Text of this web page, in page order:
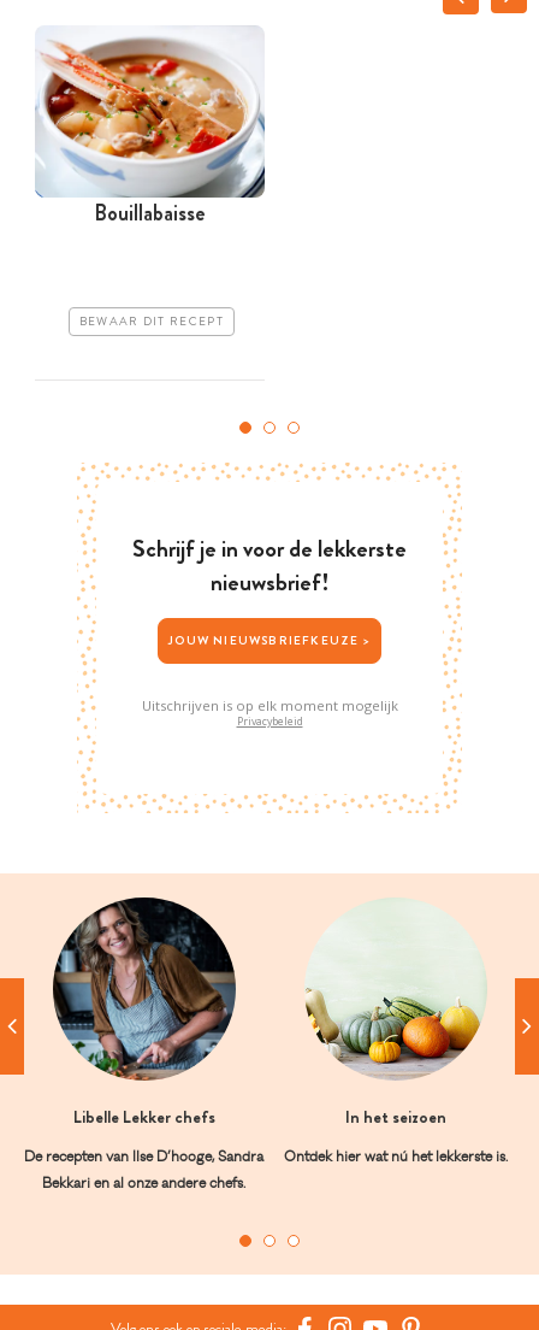
Bouillabaisse
BEWAAR DIT RECEPT
Schrijf je in voor de lekkerste
nieuwsbrief!
JOUW NIEUWSBRIEFKEUZE >
Uitschrijven is op elk moment mogelijk
Privacybeleid
Libelle Lekker chefs
De recepten van Ilse D’hooge, Sandra
Bekkari en al onze andere chefs.
In het seizoen
Ontdek hier wat nú het lekkerste is.